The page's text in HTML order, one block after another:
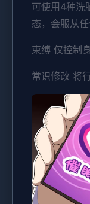
可使用4种洗
态，会服从
束缚 仅控制
常识修改 将